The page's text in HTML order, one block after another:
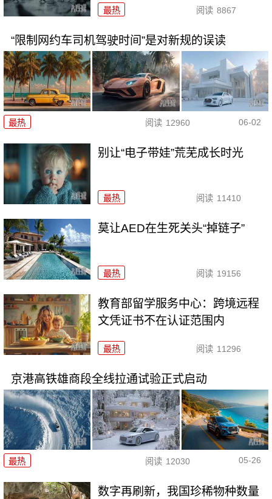
最热 阅读 8867
“限制网约车司机驾驶时间”是对新规的误读
最热 阅读 12960 06-02
别让“电子带娃”荒芜成长时光
最热 阅读 11410
莫让AED在生死关头“掉链子”
最热 阅读 19156
教育部留学服务中心：跨境远程
文凭证书不在认证范围内
最热 阅读 11296
京港高铁雄商段全线拉通试验正式启动
最热 阅读 12030 05-26
数字再刷新，我国珍稀物种数量